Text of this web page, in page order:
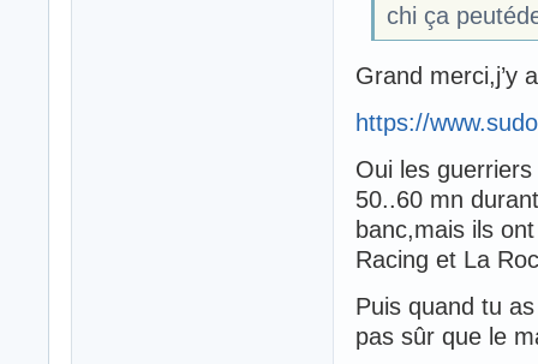
chi ça
Grand merci,j’y
https://
Oui les
50..60 mn
banc,mais ils
Racing et La
Puis quand tu
pas sûr que le